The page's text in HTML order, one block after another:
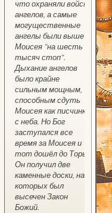
что охраняли войска
ангелов, а самые
могущественные
ангелы были выше
Моисея "на шесть
тысяч стоп".
Дыхание ангелов
было крайне
сильным мощным,
способным сдуть
Моисея как писчинку
с неба. Но Бог
заступался все
время за Моисея и
тот дошёл до Торы.
Он получил две
каменные доски, на
которых был
высечен Закон
Божий.